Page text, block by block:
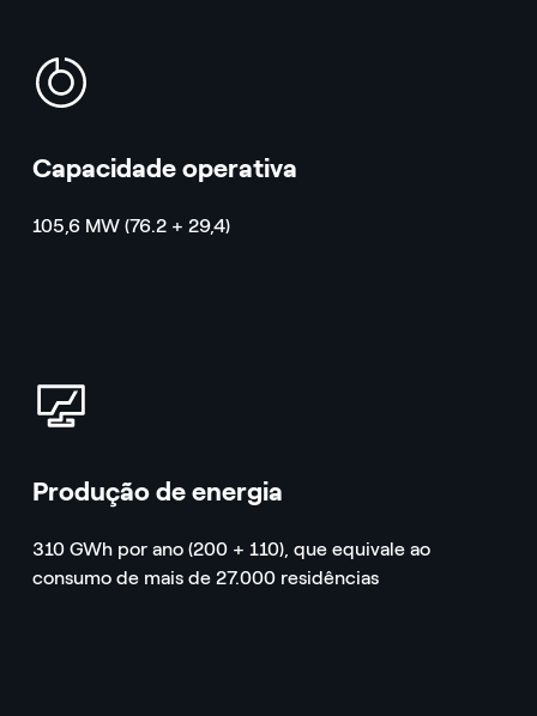
icon
Capacidade operativa
105,6 MW (76.2 + 29,4)
icon
Produção de energia
310 GWh por ano (200 + 110), que equivale ao
consumo de mais de 27.000 residências